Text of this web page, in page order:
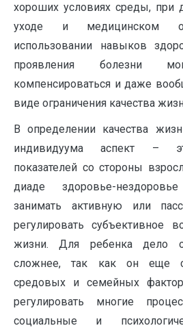
хороших условиях среды, при
уходе и медицинском
использовании навыков
проявления болезни
компенсироваться и даже
виде ограничения качества
В определении качества
индивидуума аспект –
показателей со стороны
диаде здоровье-
занимать активную или
регулировать субъективное
жизни. Для ребенка дело
сложнее, так как он еще
средовых и семейных
регулировать многие
социальные и